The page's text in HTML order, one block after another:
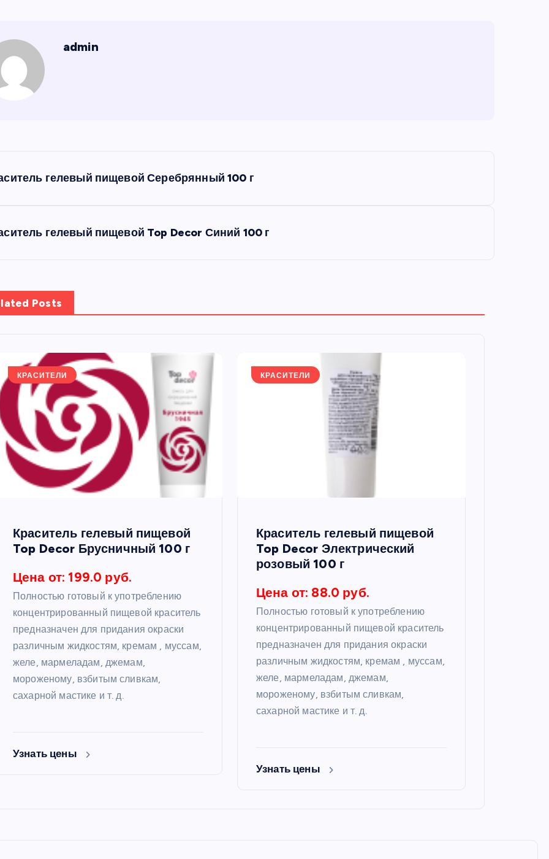
admin
гелевый пищевой Серебрянный 100 г
гелевый пищевой Top Decor Синий 100 г
Posts
КРАСИТЕЛИ
Краситель гелевый пищевой
Top Decor Брусничный 100 г
Цена от: 199.0 руб.
Полностью готовый к употреблению
концентрированный пищевой краситель
предназначен для придания окраски
различным жидкостям, кремам , муссам,
желе, мармеладам, джемам,
мороженому, взбитым сливкам,
сахарной мастике и т. д.
Узнать цены
КРАСИТЕЛИ
Краситель гелевый пищевой
Top Decor Электрический
розовый 100 г
Цена от: 88.0 руб.
Полностью готовый к употреблению
концентрированный пищевой краситель
предназначен для придания окраски
различным жидкостям, кремам , муссам,
желе, мармеладам, джемам,
мороженому, взбитым сливкам,
сахарной мастике и т. д.
Узнать цены